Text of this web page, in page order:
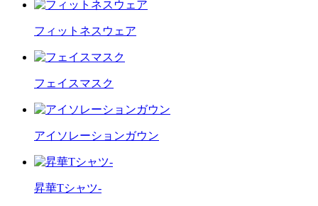
フィットネスウェア
フェイスマスク
アイソレーションガウン
昇華Tシャツ-